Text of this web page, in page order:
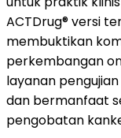
ACTDrug® versi
membuktikan
perkembangan
layanan
dan bermanfaat
pengobatan